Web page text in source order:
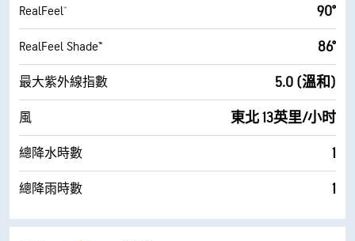
RealFeel® 90°
RealFeel Shade™ 86°
最大紫外線指數 5.0 (溫和)
風 東北 13英里/小时
總降水時數 1
總降雨時數 1